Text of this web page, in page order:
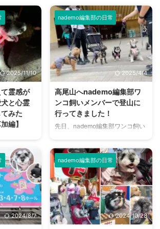
2025/11/10
霊感が
と心霊
みた
編】
たりした！
をしたり見
いのではな
か…何かが
は検証して
編集部の
ポットに行
た。 夏の
nademo編集部の日常
2025/4/4
高尾山へnademo編集部ワ
ンコ飼いメンバーで登山に
行ってきました！
先日、nademo編集部ワンコ飼い
た！ 登ったのは観光客からの登
山者も多く、令和2年に日本遺産
に認定された東京都八王子市にあ
る「高尾山」。 私以外のメンバ
ーは登山経験者でしたが、ワンコ
と行くのは初めてとのこと。 高
尾山や、山を駆け登るワンコたち
の一日をレポートします！ 東京
2024/8/7
nademo編集部の日常
2024/10/28